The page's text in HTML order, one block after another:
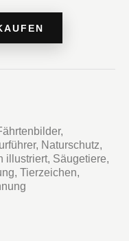
,
, Naturschutz,
illustriert, Säugetiere,
, Tierzeichen,